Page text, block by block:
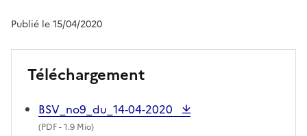
Publié le 15/04/2020
Téléchargement
BSV_no9_du_14-04-2020
(PDF- 1.9 Mio)